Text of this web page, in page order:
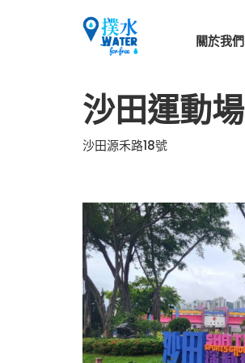
關於我們
沙田運動場
沙田源禾路18號